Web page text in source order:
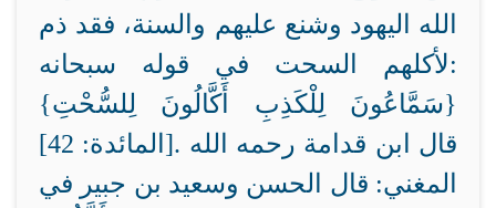
والسنة، فقد ذم الله اليهود وشنع عليهم
لأكلهم السحت في قوله سبحانه:
{سَمَّاعُونَ لِلْكَذِبِ أَكَّالُونَ لِلسُّحْتِ}
[المائدة: 42]. قال ابن قدامة رحمه الله
في المغني: قال الحسن وسعيد بن جبير